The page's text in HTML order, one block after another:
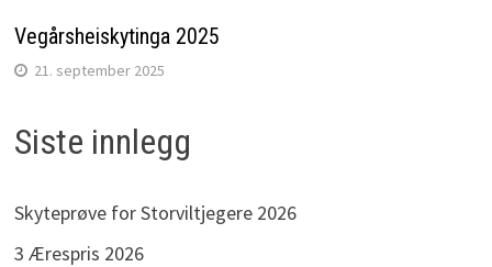
Vegårsheiskytinga 2025
21. september 2025
Siste innlegg
Skyteprøve for Storviltjegere 2026
3 Ærespris 2026